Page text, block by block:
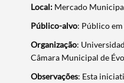
Local: Mercado
Público-alvo: Público
Organização:
Câmara Municipal de
Observações: Esta